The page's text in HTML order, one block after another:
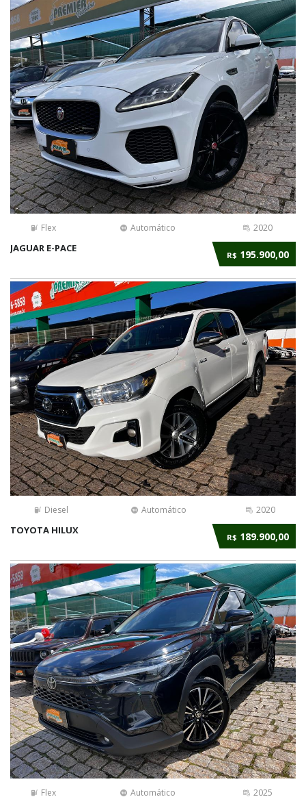
Flex Automático 2020
R$ 195.900,00
JAGUAR E-PACE
Diesel Automático 2020
R$ 189.900,00
TOYOTA HILUX
Flex Automático 2025